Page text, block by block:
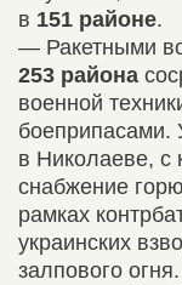
в 151 районе.
— Ракетными
253 района
военной
боеприпасами.
в Николаеве, с
снабжение
рамках
украинских
залпового